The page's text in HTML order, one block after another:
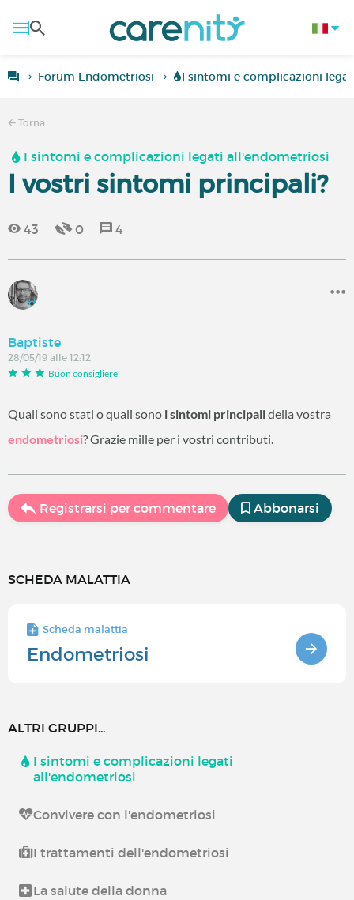
Forum Endometriosi I sintomi e complicazioni
Torna
I sintomi e complicazioni legati all'endometriosi
I vostri sintomi principali?
43 0 4
Baptiste
28/05/19 alle 12:12
Buon consigliere
Quali sono stati o quali sono i sintomi principalidella vostra
endometriosi? Grazie mille per i vostri contributi.
Registrarsi per commentare Abbonarsi
SCHEDA MALATTIA
Scheda malattia
Endometriosi
ALTRI GRUPPI...
I sintomi e complicazioni legati
all'endometriosi
Convivere con l'endometriosi
I trattamenti dell'endometriosi
La salute della donna